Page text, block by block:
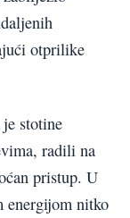
otprilike
stotine
radili na
pristup. U
energijom nitko